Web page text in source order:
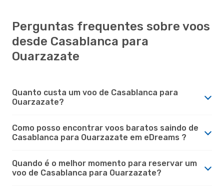
Perguntas frequentes sobre voos
desde Casablanca para
Ouarzazate
Quanto custa um voo de Casablanca para
Ouarzazate?
Como posso encontrar voos baratos saindo de
Casablanca para Ouarzazate em eDreams ?
Quando é o melhor momento para reservar um
voo de Casablanca para Ouarzazate?